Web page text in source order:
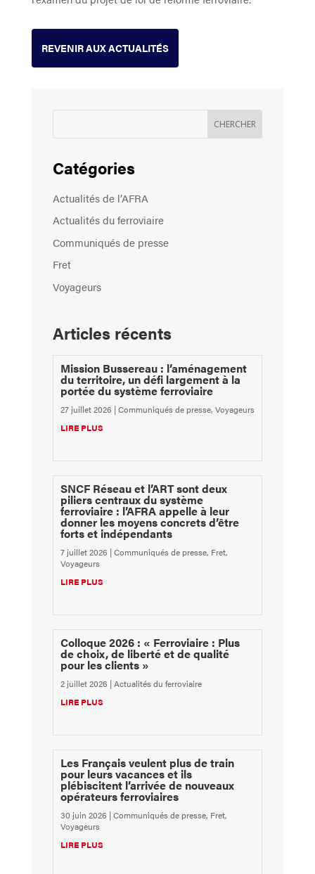
REVENIR AUX ACTUALITÉS
Catégories
Actualités de l’AFRA
Actualités du ferroviaire
Communiqués de presse
Fret
Voyageurs
Articles récents
Mission Bussereau : l’aménagement
du territoire, un défi largement à la
portée du système ferroviaire
27 juillet 2026 |Communiqués de presse, Voyageurs
LIRE PLUS
SNCF Réseau et l’ART sont deux
piliers centraux du système
ferroviaire : l’AFRA appelle à leur
donner les moyens concrets d’être
forts et indépendants
7 juillet 2026 |Communiqués de presse, Fret,
Voyageurs
LIRE PLUS
Colloque 2026 : « Ferroviaire : Plus
de choix, de liberté et de qualité
pour les clients »
2 juillet 2026 |Actualités du ferroviaire
LIRE PLUS
Les Français veulent plus de train
pour leurs vacances et ils
plébiscitent l’arrivée de nouveaux
opérateurs ferroviaires
30 juin 2026 |Communiqués de presse, Fret,
Voyageurs
LIRE PLUS